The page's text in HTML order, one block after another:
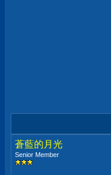
蒼藍的月光
Senior Member